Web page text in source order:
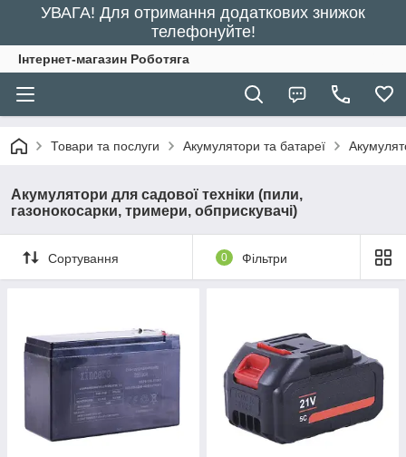
УВАГА! Для отримання додаткових знижок
телефонуйте!
Інтернет-магазин Роботяга
Товари та послуги Акумулятори та батареї
Акумулятори для садової техніки (пили,
газонокосарки, тримери, обприскувачі)
Сортування 0 Фільтри